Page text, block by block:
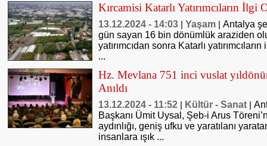
Kırcamisi Katarlı Yatırımcıların İlgi
13.12.2024 - 14:03 Yaşam
Antalya
gün sayan 16 bin dönümlük araziden
yatırımcıdan sonra Katarlı
...
Hz. Mevlana 751 inci vuslat
Anıldı
13.12.2024 - 11:52 Kültür - Sanat
Başkanı Ümit Uysal, Şeb-i Arus
aydınlığı, geniş ufku ve yaratılanı
insanlara ışık ...